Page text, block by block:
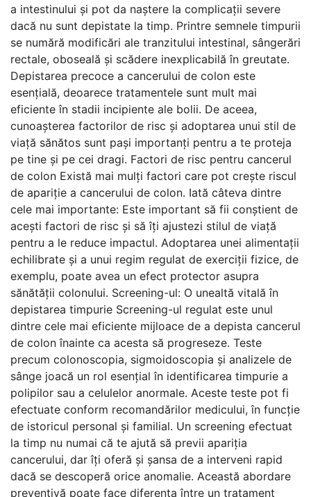
a intestinului și pot da naștere la complicații severe
dacă nu sunt depistate la timp. Printre semnele timpurii
se numără modificări ale tranzitului intestinal, sângerări
rectale, oboseală și scădere inexplicabilă în greutate.
Depistarea precoce a cancerului de colon este
esențială, deoarece tratamentele sunt mult mai
eficiente în stadii incipiente ale bolii. De aceea,
cunoașterea factorilor de risc și adoptarea unui stil de
viață sănătos sunt pași importanți pentru a te proteja
pe tine și pe cei dragi. Factori de risc pentru cancerul
de colon Există mai mulți factori care pot crește riscul
de apariție a cancerului de colon. Iată câteva dintre
cele mai importante: Este important să fii conștient de
acești factori de risc și să îți ajustezi stilul de viață
pentru a le reduce impactul. Adoptarea unei alimentații
echilibrate și a unui regim regulat de exerciții fizice, de
exemplu, poate avea un efect protector asupra
sănătății colonului. Screening-ul: O unealtă vitală în
depistarea timpurie Screening-ul regulat este unul
dintre cele mai eficiente mijloace de a depista cancerul
de colon înainte ca acesta să progreseze. Teste
precum colonoscopia, sigmoidoscopia și analizele de
sânge joacă un rol esențial în identificarea timpurie a
polipilor sau a celulelor anormale. Aceste teste pot fi
efectuate conform recomandărilor medicului, în funcție
de istoricul personal și familial. Un screening efectuat
la timp nu numai că te ajută să previi apariția
cancerului, dar îți oferă și șansa de a interveni rapid
dacă se descoperă orice anomalie. Această abordare
preventivă poate face diferența între un tratament